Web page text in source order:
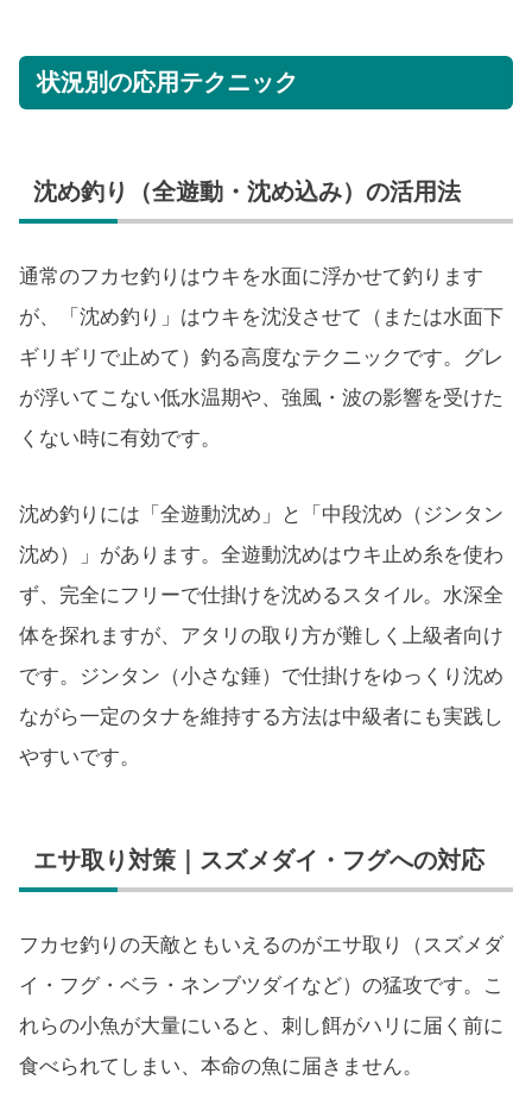
状況別の応用テクニック
沈め釣り（全遊動・沈め込み）の活用法
通常のフカセ釣りはウキを水面に浮かせて釣ります
が、「沈め釣り」はウキを沈没させて（または水面下
ギリギリで止めて）釣る高度なテクニックです。グレ
が浮いてこない低水温期や、強風・波の影響を受けた
くない時に有効です。
沈め釣りには「全遊動沈め」と「中段沈め（ジンタン
沈め）」があります。全遊動沈めはウキ止め糸を使わ
ず、完全にフリーで仕掛けを沈めるスタイル。水深全
体を探れますが、アタリの取り方が難しく上級者向け
です。ジンタン（小さな錘）で仕掛けをゆっくり沈め
ながら一定のタナを維持する方法は中級者にも実践し
やすいです。
エサ取り対策｜スズメダイ・フグへの対応
フカセ釣りの天敵ともいえるのがエサ取り（スズメダ
イ・フグ・ベラ・ネンブツダイなど）の猛攻です。こ
れらの小魚が大量にいると、刺し餌がハリに届く前に
食べられてしまい、本命の魚に届きません。